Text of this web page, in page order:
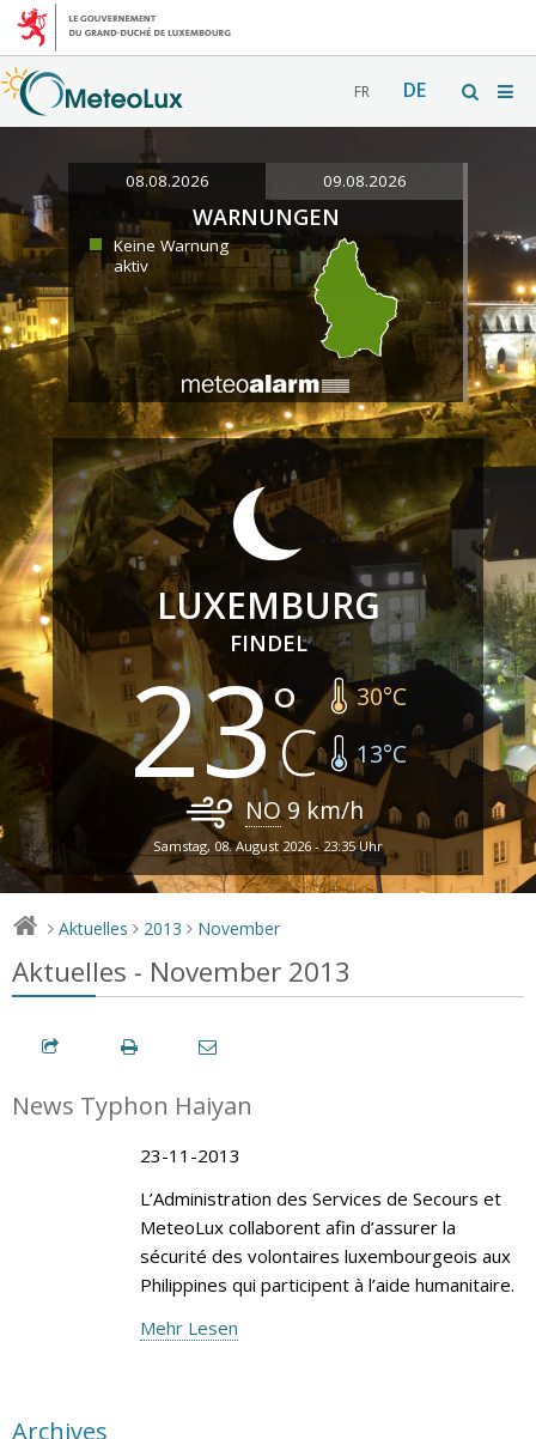
FR DE
08.08.2026 09.08.2026
WARNUNGEN
Keine Warnung
aktiv
LUXEMBURG
FINDEL
23 30°C
13°C
NO9 km/h
Samstag, 08. August 2026 - 23:35 Uhr
> Aktuelles > 2013 > November
Aktuelles - November 2013
News Typhon Haiyan
23-11-2013
L’Administration des Services de Secours et
MeteoLux collaborent afin d’assurer la
sécurité des volontaires luxembourgeois aux
Philippines qui participent à l’aide humanitaire.
Mehr Lesen
Archives